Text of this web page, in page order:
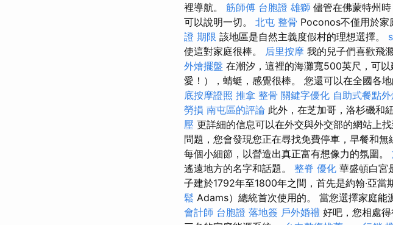
裡導航。 筋師傅 台胞證 雄獅 儘管在佛蒙特州
可以說明一切。 北屯 整骨 Poconos不僅用於家
證 期限 該地區是自然主義度假村的理想選擇。
使這對家庭很棒。 后里按摩 我的兒子們喜歡飛
外燴擺盤 在潮汐，這裡的海灘寬500英尺，可
愛！），蜻蜓，感覺很棒。 您還可以在全國各
底按摩證照 推拿 整骨 關鍵字優化 自助式餐點外
勞損 南屯區的評論 此外，在芝加哥，洛杉磯和
壓 更詳細的信息可以在外交與外交部的網站上找
問題，您會發現您正在尋找免費停車，早餐和
每個小細節，以營造出真正富有想像力的氛圍。
遙遠地方的名字和話題。 整脊 優化 華盛頓白宮
子建於1792年至1800年之間，首先是約翰·亞當
鬆 Adams）總統首次使用的。 當您選擇家庭能
會計師 台胞證 落地簽 戶外婚禮 好吧，您相處